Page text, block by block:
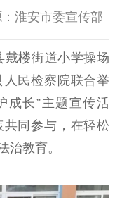
研究阐释
淮安市委宣传部
楼街道小学操场
人民检察院联合举
成长”主题宣传活
同参与，在轻松
治教育。